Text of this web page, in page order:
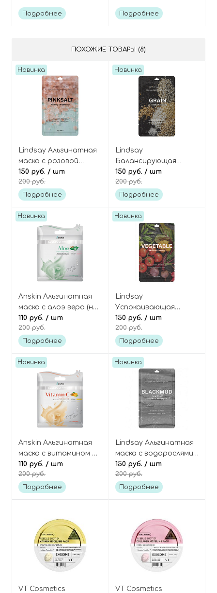
(спикулами) и
Подробнее
(спикулами) и
Подробнее
ПОХОЖИЕ ТОВАРЫ (8)
Новинка
Lindsay Альгинатная
маска с розовой
солью и гранатом
(антиоксидантная),
Re:natural Modeling
150 руб. / шт
200 руб.
Подробнее
Новинка
Lindsay
Балансирующая
альгинатная маска с
комплексом злаков,
Re:natural Modeling
150 руб. / шт
200 руб.
Подробнее
Новинка
Anskin Альгинатная
маска с алоэ вера (на
одно применение) Aloe
modeling mask mini
110 руб. / шт
200 руб.
Подробнее
Новинка
Lindsay
Успокаивающая
альгинатная маска с
овощным комплексом,
Re:natural Modeling
150 руб. / шт
200 руб.
Подробнее
Новинка
Anskin Альгинатная
маска с витамином С
(на одно применение)
Vitamin-C modeling
mask mini
110 руб. / шт
200 руб.
Подробнее
Новинка
Lindsay Альгинатная
маска с водорослями,
глиной и углём,
Re:natural Modeling
Mask Blackmud
150 руб. / шт
200 руб.
Подробнее
VT Cosmetics
VT Cosmetics